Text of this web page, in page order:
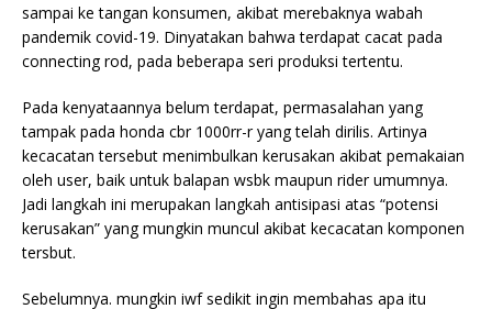
sampai ke tangan konsumen, akibat merebaknya wabah
pandemik covid-19. Dinyatakan bahwa terdapat cacat pada
connecting rod, pada beberapa seri produksi tertentu.
Pada kenyataannya belum terdapat, permasalahan yang
tampak pada honda cbr 1000rr-r yang telah dirilis. Artinya
kecacatan tersebut menimbulkan kerusakan akibat pemakaian
oleh user, baik untuk balapan wsbk maupun rider umumnya.
Jadi langkah ini merupakan langkah antisipasi atas “potensi
kerusakan” yang mungkin muncul akibat kecacatan komponen
tersbut.
Sebelumnya. mungkin iwf sedikit ingin membahas apa itu